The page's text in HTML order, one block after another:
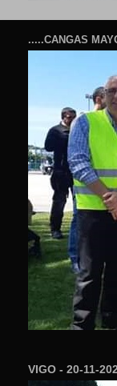
.....CANGAS
VIGO - 20-11-